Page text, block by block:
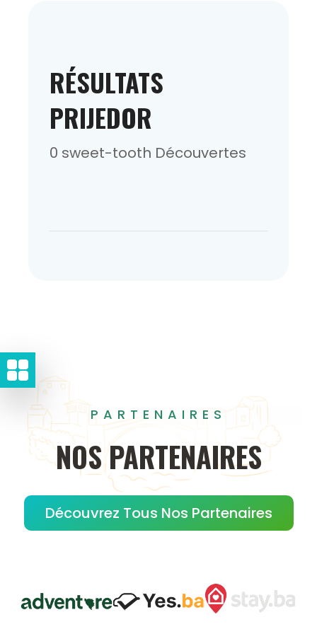
RÉSULTATS
PRIJEDOR
0 sweet-tooth Découvertes
PARTENAIRES
NOS PARTENAIRES
Découvrez Tous Nos Partenaires